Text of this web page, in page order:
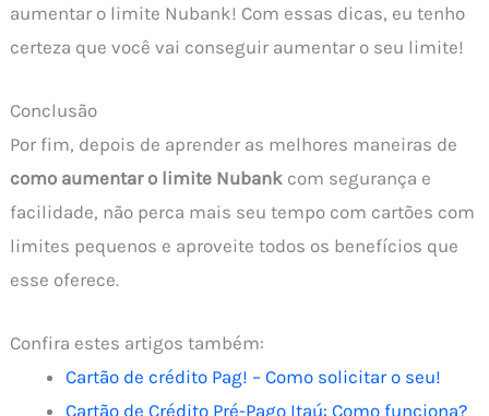
aumentar o limite Nubank! Com essas dicas, eu tenho
certeza que você vai conseguir aumentar o seu limite!
Conclusão
Por fim, depois de aprender as melhores maneiras de
como aumentar o limite Nubank com segurança e
facilidade, não perca mais seu tempo com cartões com
limites pequenos e aproveite todos os benefícios que
esse oferece.
Confira estes artigos também:
Cartão de crédito Pag! – Como solicitar o seu!
Cartão de Crédito Pré-Pago Itaú: Como funciona?